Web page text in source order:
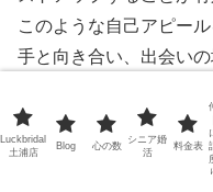
このような自己アピー
手と向き合い、出会い
また、ポジティブな自
コミュニケーションに
こうした自己肯定感を
Luckbridal
土浦店
Blog 心の数
シニア婚
活
料金表